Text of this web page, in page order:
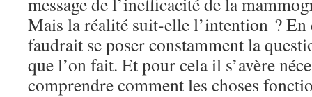
Mais la réalité suit-elle l’intention ? En
faudrait se poser constamment la
que l’on fait. Et pour cela il s’avère
comprendre comment les choses